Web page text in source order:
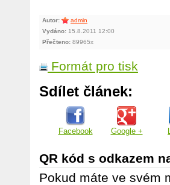
Autor:
admin
Vydáno: 15.8.2011 12:00
Přečteno: 89965x
Formát pro tisk
Sdílet článek:
Facebook Google +
QR kód s odkazem
Pokud máte ve svém